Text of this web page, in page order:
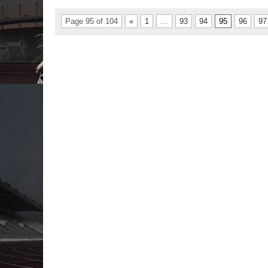
Page 95 of 104 « 1 93 94 95 96 97